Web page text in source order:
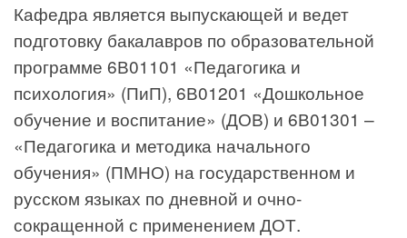
Кафедра является выпускающей и ведет
подготовку бакалавров по образовательной
программе 6В01101 «Педагогика и
психология» (ПиП), 6В01201 «Дошкольное
обучение и воспитание» (ДОВ) и 6В01301 –
«Педагогика и методика начального
обучения» (ПМНО) на государственном и
русском языках по дневной и очно-
сокращенной с применением ДОТ.